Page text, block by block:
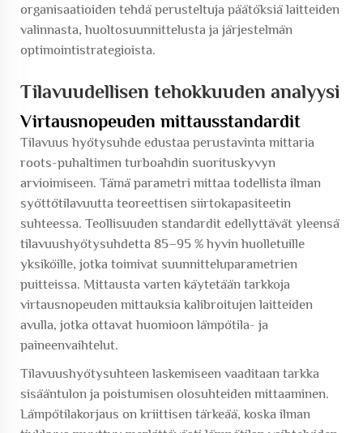
organisaatioiden tehdä perusteltuja päätöksiä laitteiden
valinnasta, huoltosuunnittelusta ja järjestelmän
optimointistrategioista.
Tilavuudellisen tehokkuuden analyysi
Virtausnopeuden mittausstandardit
Tilavuus hyötysuhde edustaa perustavinta mittaria
roots-puhaltimen turboahdin suorituskyvyn
arvioimiseen. Tämä parametri mittaa todellista ilman
syöttötilavuutta teoreettisen siirtokapasiteetin
suhteessa. Teollisuuden standardit edellyttävät yleensä
tilavuushyötysuhdetta 85–95 % hyvin huolletuille
yksiköille, jotka toimivat suunnitteluparametrien
puitteissa. Mittausta varten käytetään tarkkoja
virtausnopeuden mittauksia kalibroitujen laitteiden
avulla, jotka ottavat huomioon lämpötila- ja
paineenvaihtelut.
Tilavuushyötysuhteen laskemiseen vaaditaan tarkka
sisääntulon ja poistumisen olosuhteiden mittaaminen.
Lämpötilakorjaus on kriittisen tärkeää, koska ilman